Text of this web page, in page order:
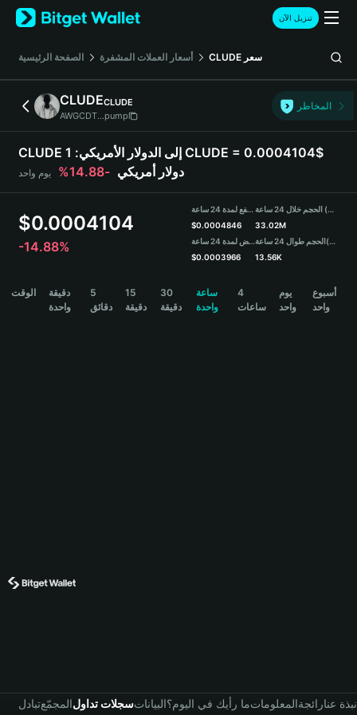
English
日本語
Русский
Español (Latinoamérica)
Türkçe
Deutsch
简体中文
Português (Portugal)
Bahasa Indonesia
বাংলা
تنزيل الآن
الصفحة الرئيسية أسعار العملات المشفرة CLUDE سعر
CLUDECLUDE
AWGCDT...pump
المخاطر
CLUDE إلى الدولار الأمريكي: 1 CLUDE = 0.0004104$
دولار أمريكي -14.88% يوم واحد
$0.0004104
-14.88%
مرتفع لمدة 24 ساعة
$0.0004846
منخفض لمدة 24 ساعة
$0.0003966
الحجم خلال 24 ساعة (CLUDE)
33.02M
الحجم طوال 24 ساعة(USDT)
13.56K
الوقت
دقيقة
واحدة
5
دقائق
15
دقيقة
30
دقيقة
ساعة
واحدة
4
ساعات
يوم
واحد
أسبوع
واحد
تبادلالمجمّعسجلات تداولالبياناتما رأيك في اليوم؟المعلوماترائجةنبذة عنا